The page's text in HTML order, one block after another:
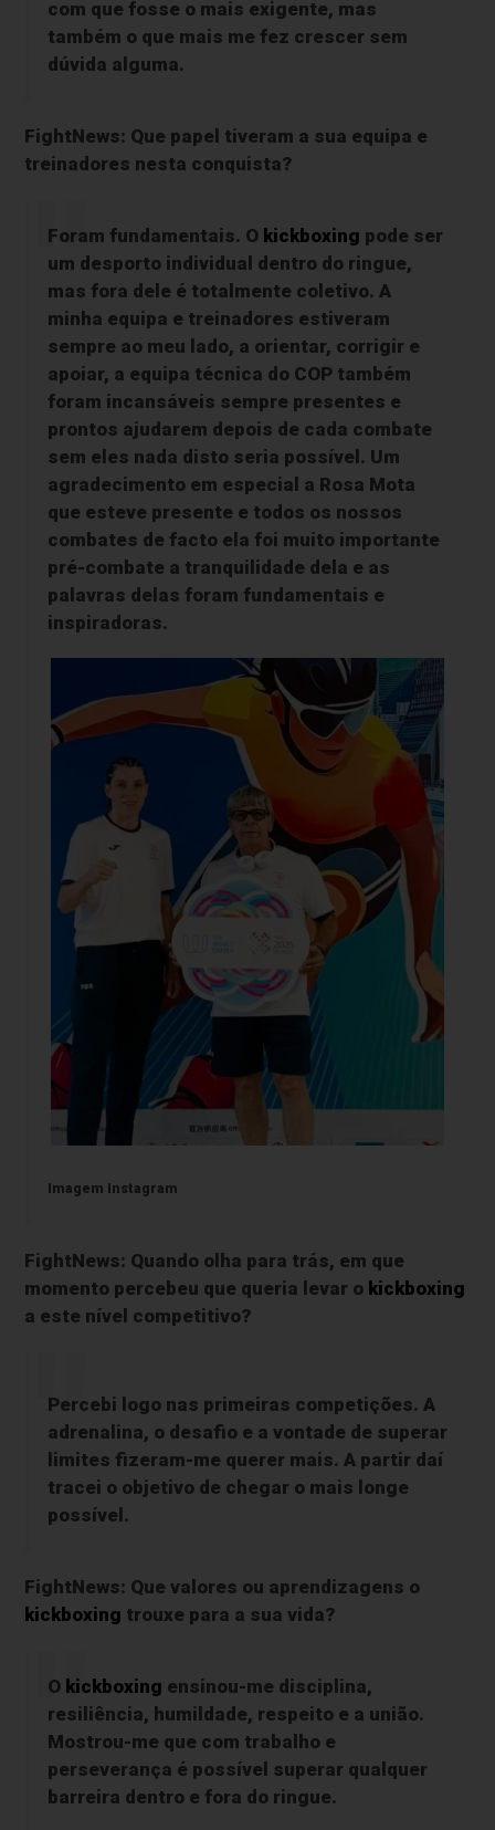
com que fosse o mais exigente, mas
também o que mais me fez crescer sem
dúvida alguma.
FightNews: Que papel tiveram a sua equipa e
treinadores nesta conquista?
Foram fundamentais. O kickboxing pode ser
um desporto individual dentro do ringue,
mas fora dele é totalmente coletivo. A
minha equipa e treinadores estiveram
sempre ao meu lado, a orientar, corrigir e
apoiar, a equipa técnica do COP também
foram incansáveis sempre presentes e
prontos ajudarem depois de cada combate
sem eles nada disto seria possível. Um
agradecimento em especial a Rosa Mota
que esteve presente e todos os nossos
combates de facto ela foi muito importante
pré-combate a tranquilidade dela e as
palavras delas foram fundamentais e
inspiradoras.
Imagem Instagram
FightNews: Quando olha para trás, em que
momento percebeu que queria levar o kickboxing
a este nível competitivo?
Percebi logo nas primeiras competições. A
adrenalina, o desafio e a vontade de superar
limites fizeram-me querer mais. A partir daí
tracei o objetivo de chegar o mais longe
possível.
FightNews: Que valores ou aprendizagens o
kickboxing trouxe para a sua vida?
O kickboxing ensinou-me disciplina,
resiliência, humildade, respeito e a união.
Mostrou-me que com trabalho e
perseverança é possível superar qualquer
barreira dentro e fora do ringue.